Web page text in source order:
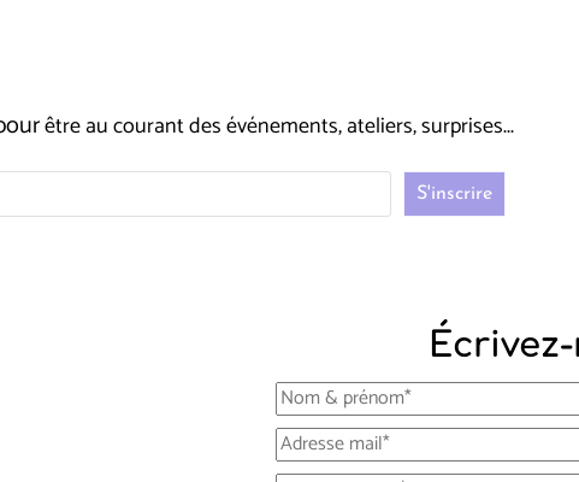
être au courant des événements, ateliers, surprises...